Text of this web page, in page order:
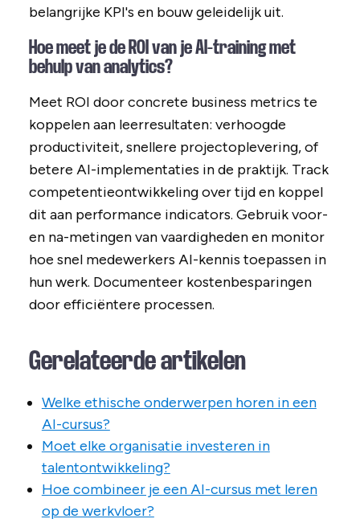
belangrijke KPI's en bouw geleidelijk uit.
Hoe meet je de ROI van je AI-training met
behulp van analytics?
Meet ROI door concrete business metrics te
koppelen aan leerresultaten: verhoogde
productiviteit, snellere projectoplevering, of
betere AI-implementaties in de praktijk. Track
competentieontwikkeling over tijd en koppel
dit aan performance indicators. Gebruik voor-
en na-metingen van vaardigheden en monitor
hoe snel medewerkers AI-kennis toepassen in
hun werk. Documenteer kostenbesparingen
door efficiëntere processen.
Gerelateerde artikelen
Welke ethische onderwerpen horen in een
AI-cursus?
Moet elke organisatie investeren in
talentontwikkeling?
Hoe combineer je een AI-cursus met leren
op de werkvloer?